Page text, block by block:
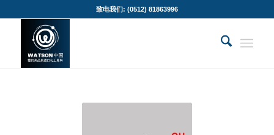
致电我们: (0512) 81863996